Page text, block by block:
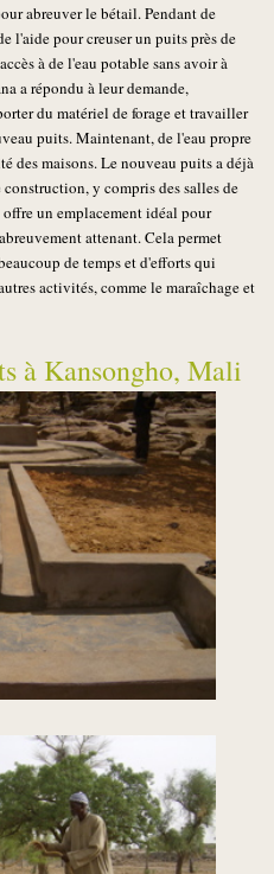
abreuver le bétail. Pendant de
l'aide pour creuser un puits près de
à de l'eau potable sans avoir à
a répondu à leur demande,
du matériel de forage et travailler
puits. Maintenant, de l'eau propre
des maisons. Le nouveau puits a déjà
y compris des salles de
un emplacement idéal pour
attenant. Cela permet
de temps et d'efforts qui
activités, comme le maraîchage et
à Kansongho, Mali